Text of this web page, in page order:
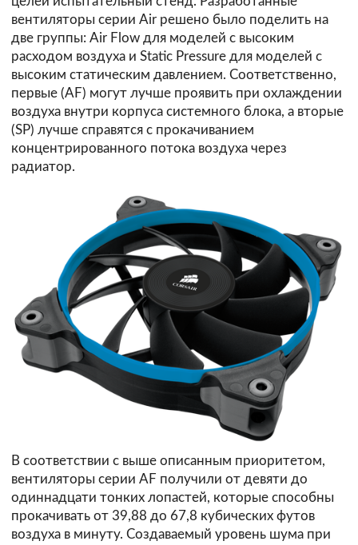
вентиляторы серии Air решено было поделить на
две группы: Air Flow для моделей с высоким
расходом воздуха и Static Pressure для моделей с
высоким статическим давлением. Соответственно,
первые (AF) могут лучше проявить при охлаждении
воздуха внутри корпуса системного блока, а вторые
(SP) лучше справятся с прокачиванием
концентрированного потока воздуха через
радиатор.
В соответствии с выше описанным приоритетом,
вентиляторы серии AF получили от девяти до
одиннадцати тонких лопастей, которые способны
прокачивать от 39,88 до 67,8 кубических футов
воздуха в минуту. Создаваемый уровень шума при